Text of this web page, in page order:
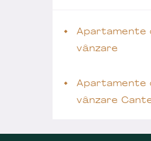
Apartamente
vânzare
Apartamente
vânzare